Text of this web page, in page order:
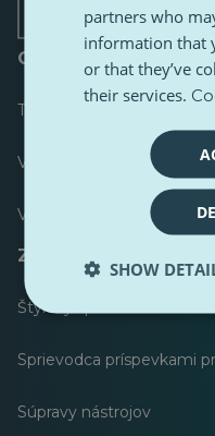
O stránke
Tabuľka s výsledkami
Väčšina publikovaných
Väčšina nasledovala
Zdroje pre novinárov
Štýlový sprievodca
Sprievodca príspevkami
Súpravy nástrojov
partners who
information that
or that they’ve
their services.
SHOW